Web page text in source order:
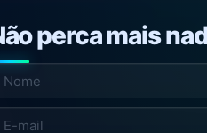
perca mais